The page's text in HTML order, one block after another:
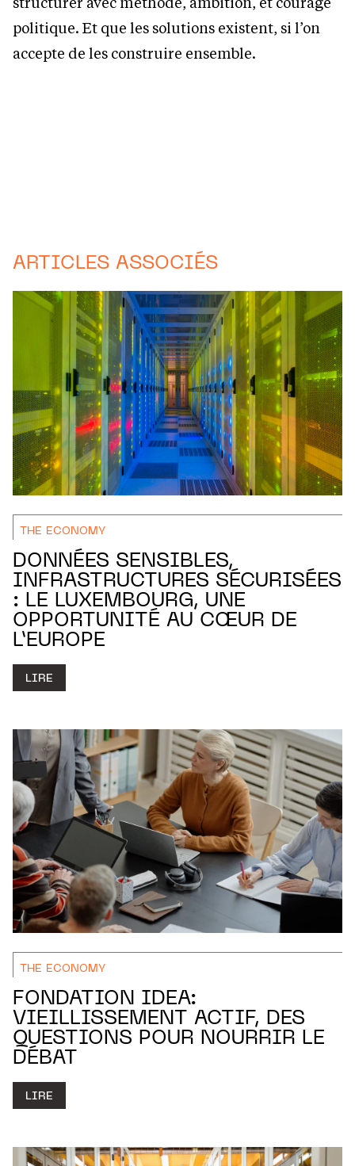
politique. Et que les solutions existent, si l’on
accepte de les construire ensemble.
ARTICLES ASSOCIÉS
THE ECONOMY
DONNÉES SENSIBLES,
INFRASTRUCTURES SÉCURISÉES
: LE LUXEMBOURG, UNE
OPPORTUNITÉ AU CŒUR DE
L’EUROPE
LIRE
THE ECONOMY
FONDATION IDEA:
VIEILLISSEMENT ACTIF, DES
QUESTIONS POUR NOURRIR LE
DÉBAT
LIRE